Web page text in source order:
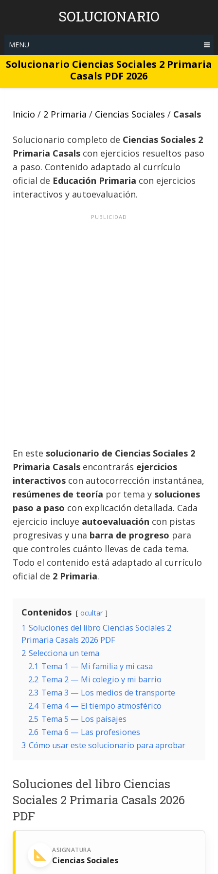
SOLUCIONARIO
MENU
Solucionario Ciencias Sociales 2 Primaria
Casals PDF 2026
Inicio / 2 Primaria / Ciencias Sociales / Casals
Solucionario completo de Ciencias Sociales 2
Primaria Casals con ejercicios resueltos paso
a paso. Contenido adaptado al currículo
oficial de Educación Primaria con ejercicios
interactivos y autoevaluación.
En este solucionario de Ciencias Sociales 2
Primaria Casals encontrarás ejercicios
interactivos con autocorrección instantánea,
resúmenes de teoría por tema y soluciones
paso a paso con explicación detallada. Cada
ejercicio incluye autoevaluación con pistas
progresivas y una barra de progreso para
que controles cuánto llevas de cada tema.
Todo el contenido está adaptado al currículo
oficial de 2 Primaria.
Contenidos ocultar
1 Soluciones del libro Ciencias Sociales 2
Primaria Casals 2026 PDF
2 Selecciona un tema
2.1 Tema 1 — Mi familia y mi casa
2.2 Tema 2 — Mi colegio y mi barrio
2.3 Tema 3 — Los medios de transporte
2.4 Tema 4 — El tiempo atmosférico
2.5 Tema 5 — Los paisajes
2.6 Tema 6 — Las profesiones
3 Cómo usar este solucionario para aprobar
Soluciones del libro Ciencias
Sociales 2 Primaria Casals 2026
PDF
ASIGNATURA
Ciencias Sociales